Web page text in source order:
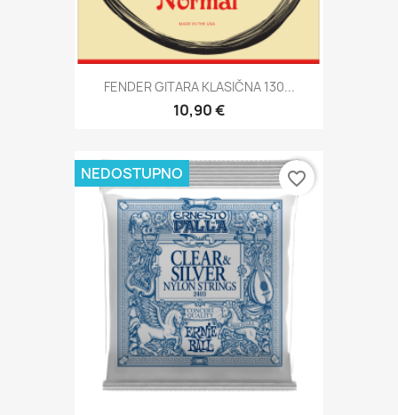
FENDER GITARA KLASIČNA 130...
10,90 €
NEDOSTUPNO favorite_border